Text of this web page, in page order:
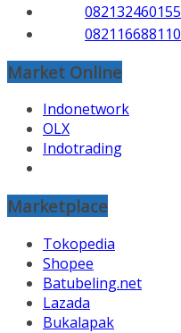
082132460155
082116688110
Market Online
Indonetwork
OLX
Indotrading
Marketplace
Tokopedia
Shopee
Batubeling.net
Lazada
Bukalapak